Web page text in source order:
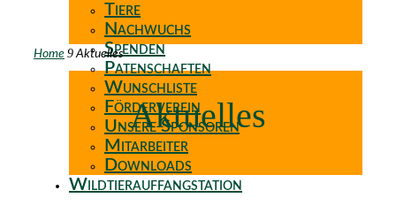
Tiere
Nachwuchs
Spenden
Patenschaften
Wunschliste
Förderverein
Unsere Sponsoren
Mitarbeiter
Downloads
Wildtierauffangstation
Home 9 Aktuelles
Aktuelles